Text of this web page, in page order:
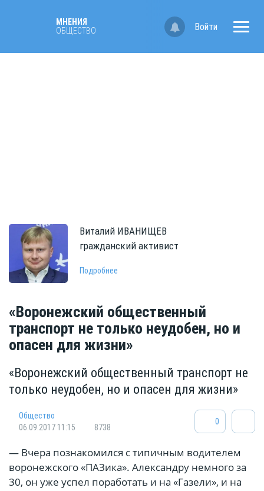
МНЕНИЯ
ОБЩЕСТВО
Войти
Виталий ИВАНИЩЕВ
гражданский активист
Подробнее
«Воронежский общественный
транспорт не только неудобен, но и
опасен для жизни»
«Воронежский общественный транспорт не
только неудобен, но и опасен для жизни»
Общество
06.09.2017 11:15
8738
0
— Вчера познакомился с типичным водителем
воронежского «ПАЗика». Александру немного за
30, он уже успел поработать и на «Газели», и на